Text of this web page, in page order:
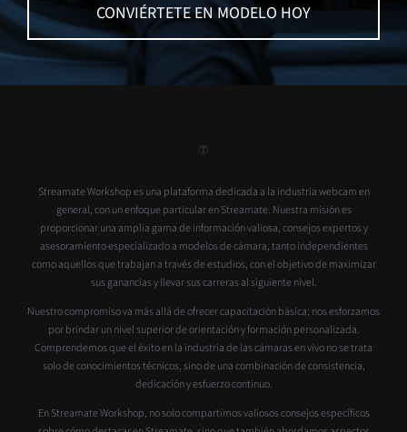
CONVIÉRTETE EN MODELO HOY
Streamate Workshop es una plataforma dedicada a la industria webcam en
general, con un enfoque particular en Streamate. Nuestra misión es
proporcionar una amplia gama de información valiosa, consejos expertos y
asesoramiento especializado a modelos de cámara, tanto independientes
como aquellos que trabajan a través de estudios, con el objetivo de maximizar
sus ganancias y llevar sus carreras al siguiente nivel.
Nuestro compromiso va más allá de ofrecer capacitación básica; nos esforzamos
por brindar un nivel superior de orientación y formación personalizada.
Comprendemos que el éxito en la industria de las cámaras en vivo no se trata
solo de conocimientos técnicos, sino de una combinación de consistencia,
dedicación y esfuerzo continuo.
En Streamate Workshop, no solo compartimos valiosos consejos específicos